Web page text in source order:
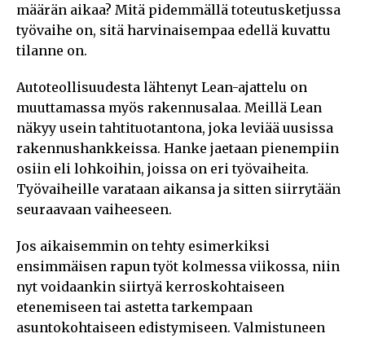
määrän aikaa? Mitä pidemmällä toteutusketjussa
työvaihe on, sitä harvinaisempaa edellä kuvattu
tilanne on.
Autoteollisuudesta lähtenyt Lean-ajattelu on
muuttamassa myös rakennusalaa. Meillä Lean
näkyy usein tahtituotantona, joka leviää uusissa
rakennushankkeissa. Hanke jaetaan pienempiin
osiin eli lohkoihin, joissa on eri työvaiheita.
Työvaiheille varataan aikansa ja sitten siirrytään
seuraavaan vaiheeseen.
Jos aikaisemmin on tehty esimerkiksi
ensimmäisen rapun työt kolmessa viikossa, niin
nyt voidaankin siirtyä kerroskohtaiseen
etenemiseen tai astetta tarkempaan
asuntokohtaiseen edistymiseen. Valmistuneen